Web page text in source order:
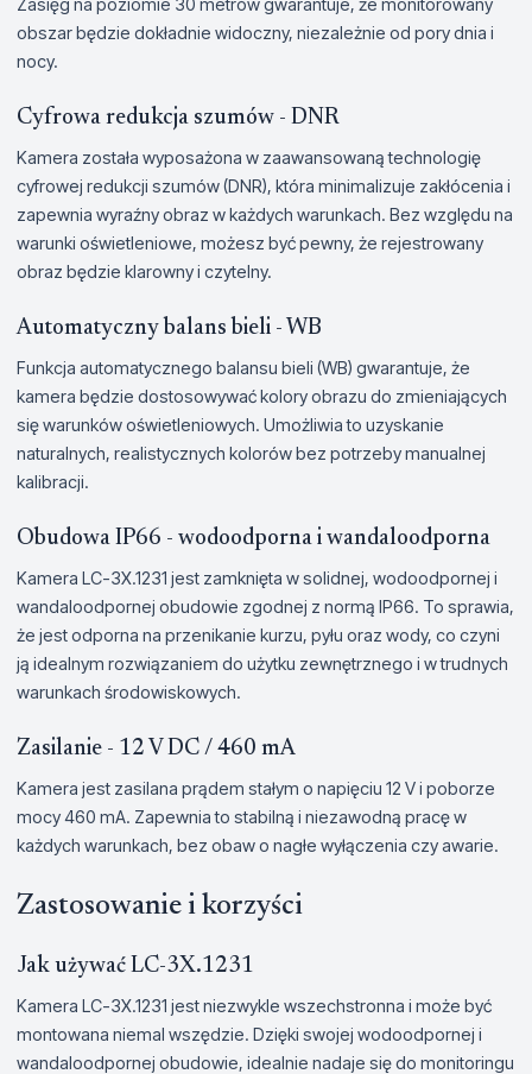
obszar będzie dokładnie widoczny, niezależnie od pory dnia i
nocy.
Cyfrowa redukcja szumów - DNR
Kamera została wyposażona w zaawansowaną technologię
cyfrowej redukcji szumów (DNR), która minimalizuje zakłócenia i
zapewnia wyraźny obraz w każdych warunkach. Bez względu na
warunki oświetleniowe, możesz być pewny, że rejestrowany
obraz będzie klarowny i czytelny.
Automatyczny balans bieli - WB
Funkcja automatycznego balansu bieli (WB) gwarantuje, że
kamera będzie dostosowywać kolory obrazu do zmieniających
się warunków oświetleniowych. Umożliwia to uzyskanie
naturalnych, realistycznych kolorów bez potrzeby manualnej
kalibracji.
Obudowa IP66 - wodoodporna i wandaloodporna
Kamera LC-3X.1231 jest zamknięta w solidnej, wodoodpornej i
wandaloodpornej obudowie zgodnej z normą IP66. To sprawia,
że jest odporna na przenikanie kurzu, pyłu oraz wody, co czyni
ją idealnym rozwiązaniem do użytku zewnętrznego i w trudnych
warunkach środowiskowych.
Zasilanie - 12 V DC / 460 mA
Kamera jest zasilana prądem stałym o napięciu 12 V i poborze
mocy 460 mA. Zapewnia to stabilną i niezawodną pracę w
każdych warunkach, bez obaw o nagłe wyłączenia czy awarie.
Zastosowanie i korzyści
Jak używać LC-3X.1231
Kamera LC-3X.1231 jest niezwykle wszechstronna i może być
montowana niemal wszędzie. Dzięki swojej wodoodpornej i
wandaloodpornej obudowie, idealnie nadaje się do monitoringu